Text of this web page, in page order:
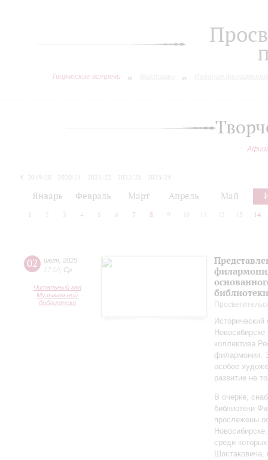
Творческие встречи
2019/20 2020/21 2021/22 2022/23
2023/24
Январь Февраль Март Апрель Май
1 2 3 4 5 6 7 8 9 10 12 13 14
02 июля 2025
17:00 Ср
Читальный зал
Музыкальной
библиотеки
коллектива
филармонии.
особое
развитие не
В очерке,
библиотеки
прослежены
среди
Шостаковича,